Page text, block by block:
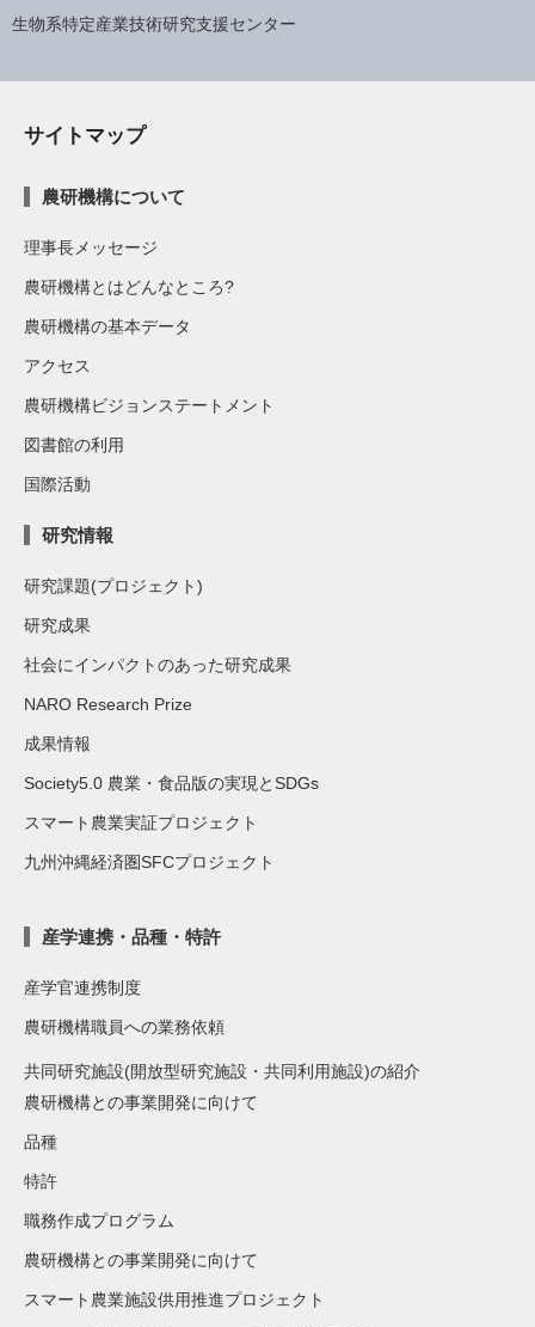
生物系特定産業技術研究支援センター
サイトマップ
農研機構について
理事長メッセージ
農研機構とはどんなところ?
農研機構の基本データ
アクセス
農研機構ビジョンステートメント
図書館の利用
国際活動
研究情報
研究課題(プロジェクト)
研究成果
社会にインパクトのあった研究成果
NARO Research Prize
成果情報
Society5.0 農業・食品版の実現とSDGs
スマート農業実証プロジェクト
九州沖縄経済圏SFCプロジェクト
産学連携・品種・特許
産学官連携制度
農研機構職員への業務依頼
共同研究施設(開放型研究施設・共同利用施設)の紹介
農研機構との事業開発に向けて
品種
特許
職務作成プログラム
農研機構との事業開発に向けて
スマート農業施設供用推進プロジェクト